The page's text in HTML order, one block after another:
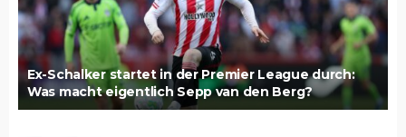
Ex-Schalker startet in der Premier League durch:
Was macht eigentlich Sepp van den Berg?